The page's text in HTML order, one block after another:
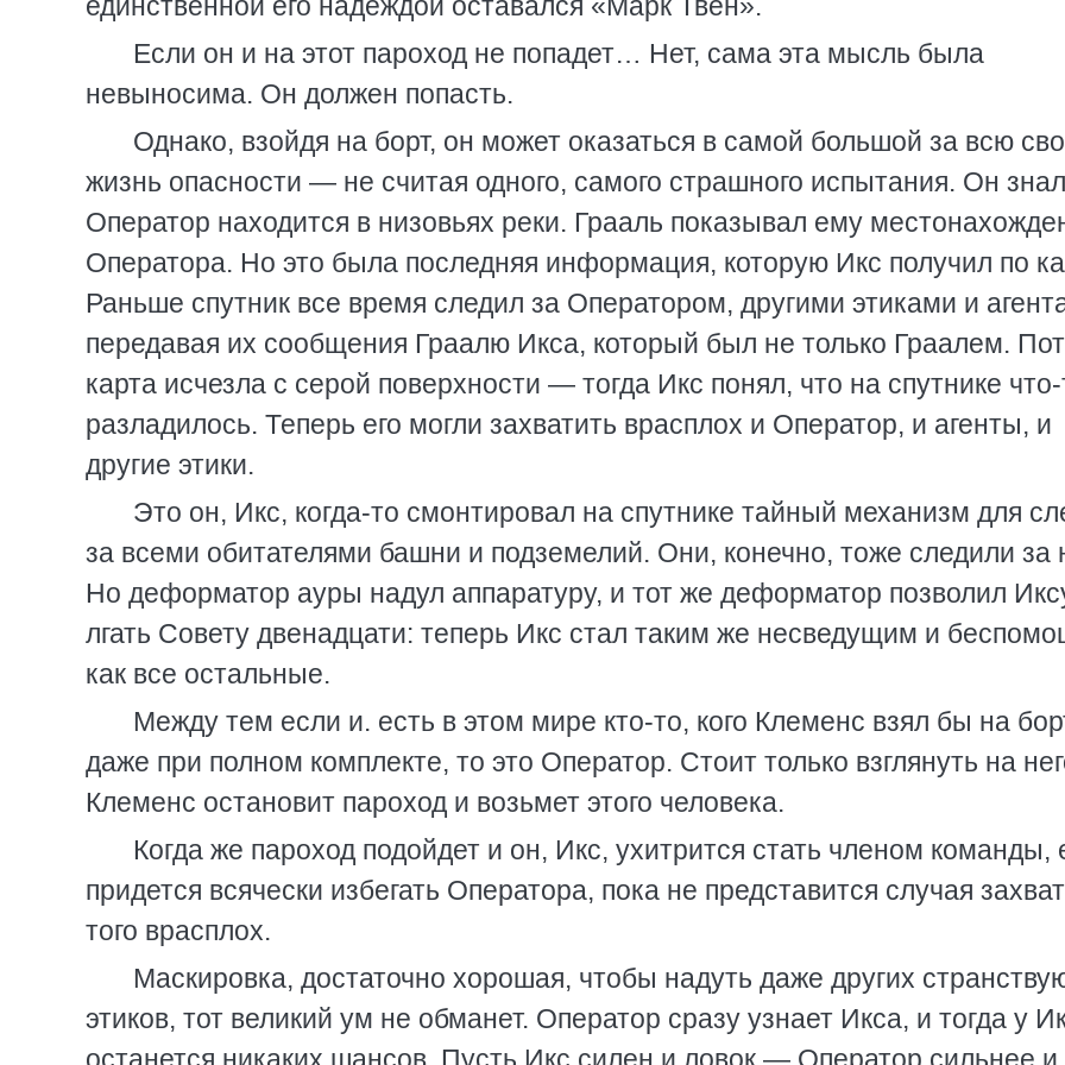
Если он и на этот пароход не попадет… Нет, сама эта мысль была
невыносима. Он должен попасть.
Однако, взойдя на борт, он может оказаться в самой большой за всю
жизнь опасности — не считая одного, самого страшного испытания. Он
Оператор находится в низовьях реки. Грааль показывал ему
Оператора. Но это была последняя информация, которую Икс получил по
Раньше спутник все время следил за Оператором, другими этиками и
передавая их сообщения Граалю Икса, который был не только Граалем.
карта исчезла с серой поверхности — тогда Икс понял, что на спутнике
разладилось. Теперь его могли захватить врасплох и Оператор, и агенты, и
другие этики.
Это он, Икс, когда-то смонтировал на спутнике тайный механизм для
за всеми обитателями башни и подземелий. Они, конечно, тоже следили за
Но деформатор ауры надул аппаратуру, и тот же деформатор позволил
лгать Совету двенадцати: теперь Икс стал таким же несведущим и
как все остальные.
Между тем если и. есть в этом мире кто-то, кого Клеменс взял бы на
даже при полном комплекте, то это Оператор. Стоит только взглянуть на
Клеменс остановит пароход и возьмет этого человека.
Когда же пароход подойдет и он, Икс, ухитрится стать членом команды,
придется всячески избегать Оператора, пока не представится случая
того врасплох.
Маскировка, достаточно хорошая, чтобы надуть даже других
этиков, тот великий ум не обманет. Оператор сразу узнает Икса, и тогда у